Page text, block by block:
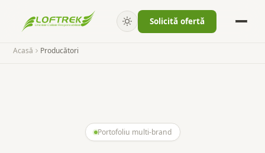
Solicită ofertă
Acasă Producători
Portofoliu multi-brand